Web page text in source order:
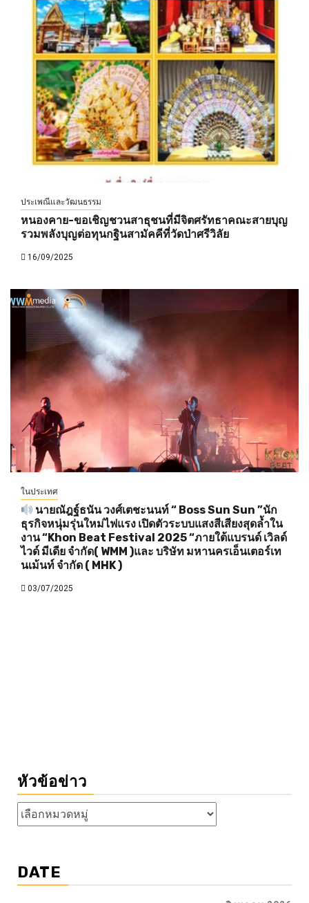
ประเพณีและวัฒนธรรม
หนองคาย-ขอเชิญชวนสาธุชนที่มีจิตศรัทธาคณะสายบุญ
รวมพลังบุญต่อทุนกฐินสามัคคีที่วัดป่าศรีวิลัย
16/09/2025
ในประเทศ
นายณัฎฐ์ธนัน วงศ์เตชะนนท์ “ Boss Sun Sun ”นัก
ธุรกิจหนุ่มรุ่นใหม่ไฟแรง เปิดตัวระบบแสงสีเสียงสุดล้ำใน
งาน “Khon Beat Festival 2025 “ภายใต้แบรนด์ เวิลด์
ไวด์ มีเดีย จำกัด( WMM )และ บริษัท มหานครเอ็นเตอร์เท
นเม้นท์ จำกัด ( MHK )
03/07/2025
หัวข้อข่าว
หัวข้อ
ข่าว
DATE